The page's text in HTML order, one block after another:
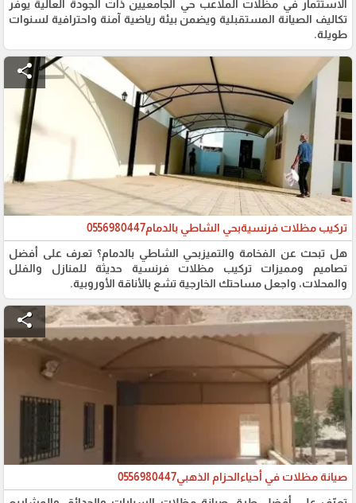
الاستثمار في مظلات الملاعب حي الجامعيين ذات الجودة العالية يوفر
تكاليف الصيانة المستقبلية ويضمن بيئة رياضية آمنة واحترافية لسنوات
طويلة.
share
تركيب مظلات فرنسيةبحي الشاطي بالدمام0556980447
هل تبحث عن الفخامة والتميزبحي الشاطي بالدمام؟ تعرف على أفضل
تصاميم ومميزات تركيب مظلات فرنسية حديثة للمنازل والفلل
والمحلات، واجعل مساحتك الخارجية تشع بالأناقة الأوروبية.
share
صيانة مظلات في أحياءالحزام الذهبي0556980447